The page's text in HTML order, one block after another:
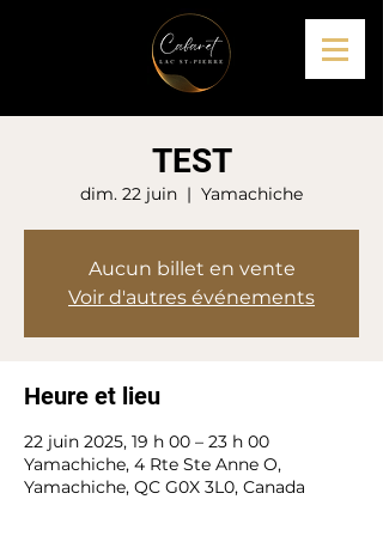
TEST
dim. 22 juin
  |
Yamachiche
Aucun billet en vente
Voir d'autres événements
Heure et lieu
22 juin 2025, 19 h 00 – 23 h 00
Yamachiche, 4 Rte Ste Anne O,
Yamachiche, QC G0X 3L0, Canada